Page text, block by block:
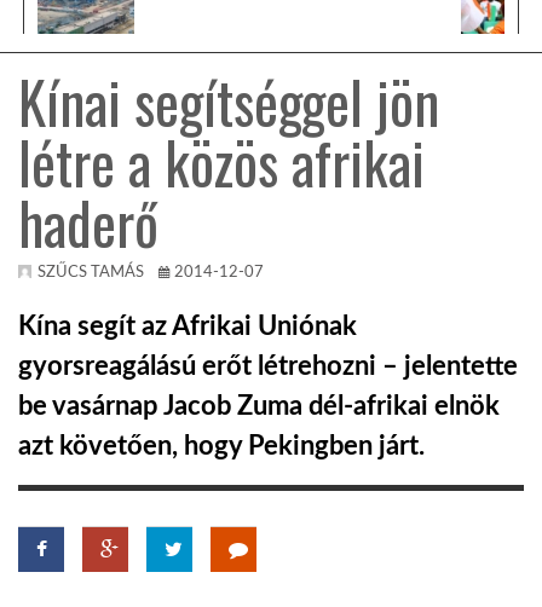
GLOBOTV BP
HÍR3D
TROPICALMAGAZIN
GLOBOTV
AFRIKA TUDÁSTÁR
A NAP SZÉPE
LINKTR.EE
GLOBOZSARU
Kínai segítséggel jön
létre a közös afrikai
haderő
SZŰCS TAMÁS 2014-12-07
Kína segít az Afrikai Uniónak
gyorsreagálású erőt létrehozni – jelentette
be vasárnap Jacob Zuma dél-afrikai elnök
azt követően, hogy Pekingben járt.